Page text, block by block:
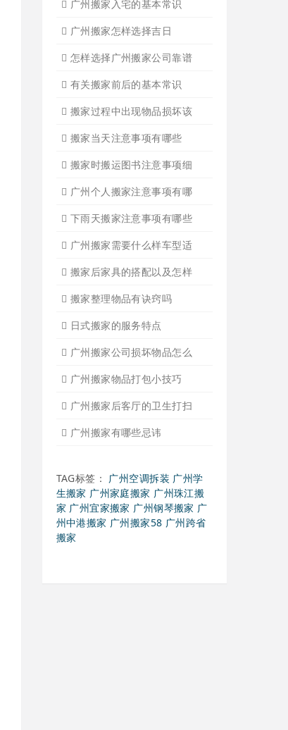
搬家时搬运图书注意事项细
广州个人搬家注意事项有哪
下雨天搬家注意事项有哪些
搬家后家具的搭配以及怎样